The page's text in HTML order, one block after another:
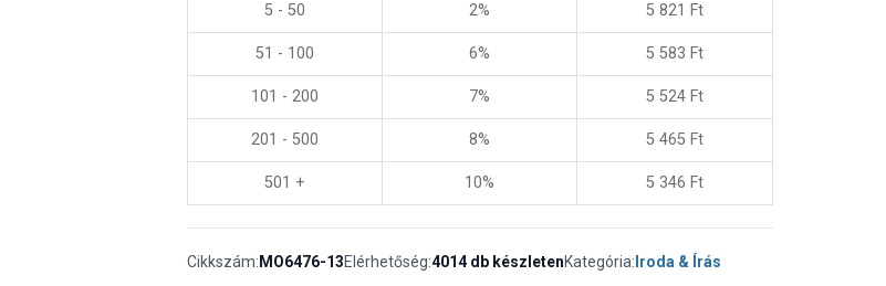
5 - 50 2% 5 821 Ft
51 - 100 6% 5 583 Ft
101 - 200 7% 5 524 Ft
201 - 500 8% 5 465 Ft
501 + 10% 5 346 Ft
Cikkszám: MO6476-13Elérhetőség:4014 db készletenKategória: Iroda & Írás